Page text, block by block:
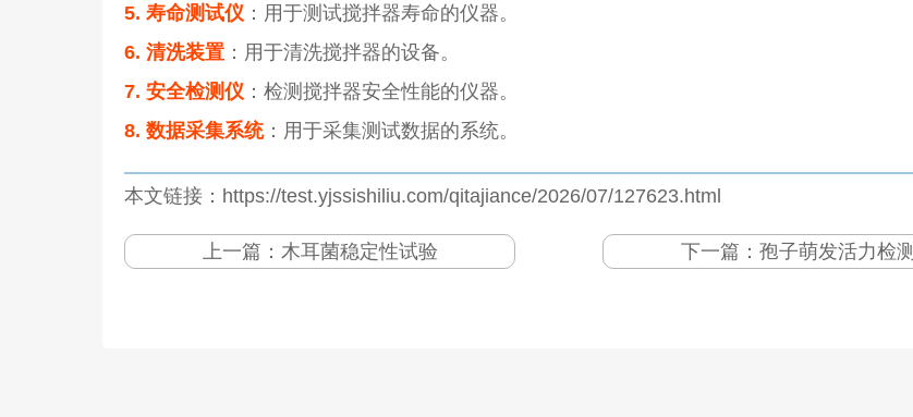
5. 寿命测试仪 ：用于测试搅拌器寿命的仪器。
6. 清洗装置 ：用于清洗搅拌器的设备。
7. 安全检测仪 ：检测搅拌器安全性能的仪器。
8. 数据采集系统：用于采集测试数据的系统。
本文链接：https://test.yjssishiliu.com/qitajiance/2026/07/127623.html
上一篇： 木耳菌稳定性试验 下一篇： 孢子萌发活力检测